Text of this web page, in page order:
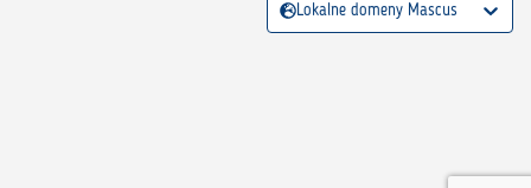
Lokalne domeny Mascus